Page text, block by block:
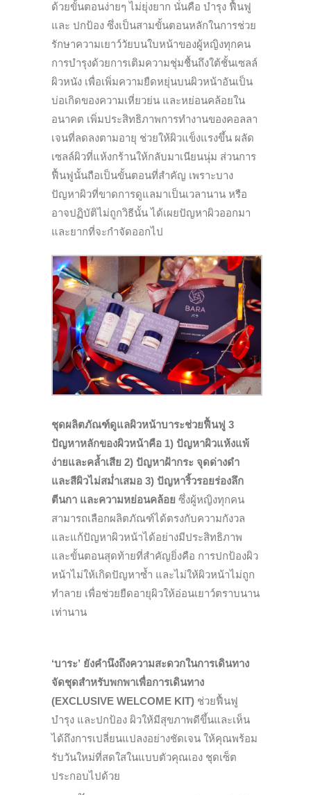
ด้วยขั้นตอนง่ายๆ ไม่ยุ่งยาก นั่นคือ บำรุง ฟื้นฟู
และ ปกป้อง ซึ่งเป็นสามขั้นตอนหลักในการช่วย
รักษาความเยาว์วัยบนใบหน้าของผู้หญิงทุกคน
การบำรุงด้วยการเติมความชุ่มชื้นถึงใต้ชั้นเซลล์
ผิวหนัง เพื่อเพิ่มความยืดหยุ่นบนผิวหน้าอันเป็น
บ่อเกิดของความเหี่ยวย่น และหย่อนคล้อยใน
อนาคต เพิ่มประสิทธิภาพการทำงานของคอลลา
เจนที่ลดลงตามอายุ ช่วยให้ผิวแข็งแรงขึ้น ผลัด
เซลล์ผิวที่แห้งกร้านให้กลับมาเนียนนุ่ม ส่วนการ
ฟื้นฟูนั้นถือเป็นขั้นตอนที่สำคัญ เพราะบาง
ปัญหาผิวที่ขาดการดูแลมาเป็นเวลานาน หรือ
อาจปฏิบัติไม่ถูกวิธีนั้น ได้เผยปัญหาผิวออกมา
และยากที่จะกำจัดออกไป
ชุดผลิตภัณฑ์ดูแลผิวหน้าบาระช่วยฟื้นฟู 3
ปัญหาหลักของผิวหน้าคือ 1) ปัญหาผิวแห้งแพ้
ง่ายและคล้ำเสีย 2) ปัญหาฝ้ากระ จุดด่างดำ
และสีผิวไม่สม่ำเสมอ 3) ปัญหาริ้วรอยร่องลึก
ตีนกา และความหย่อนคล้อย ซึ่งผู้หญิงทุกคน
สามารถเลือกผลิตภัณฑ์ได้ตรงกับความกังวล
และแก้ปัญหาผิวหน้าได้อย่างมีประสิทธิภาพ
และขั้นตอนสุดท้ายที่สำคัญยิ่งคือ การปกป้องผิว
หน้าไม่ให้เกิดปัญหาซ้ำ และไม่ให้ผิวหน้าไม่ถูก
ทำลาย เพื่อช่วยยืดอายุผิวให้อ่อนเยาว์ตราบนาน
เท่านาน
‘บาระ’ ยังคำนึงถึงความสะดวกในการเดินทาง
จัดชุดสำหรับพกพาเพื่อการเดินทาง
(EXCLUSIVE WELCOME KIT) ช่วยฟื้นฟู
บำรุง และปกป้อง ผิวให้มีสุขภาพดีขึ้นและเห็น
ได้ถึงการเปลี่ยนแปลงอย่างชัดเจน ให้คุณพร้อม
รับวันใหม่ที่สดใสในแบบตัวคุณเอง ชุดเซ็ต
ประกอบไปด้วย